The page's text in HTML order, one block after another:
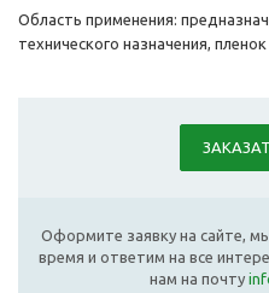
Область применения:
технического назначения,
Оформите заявку на сайте,
время и ответим на все
нам на почту